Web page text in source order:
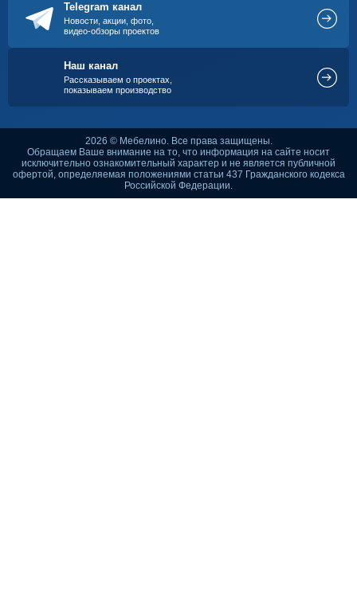
Telegram канал
Новости, акции, фото,
видео-обзоры проектов
Наш канал
Рассказываем о проектах,
показываем производство
2026 © Мебелино. Все права защищены.
Обращаем Ваше внимание на то, что информация на сайте носит
исключительно ознакомительный характер и не является публичной
офертой, определяемая положениями статьи 437 Гражданского кодекса
Российской Федерации.